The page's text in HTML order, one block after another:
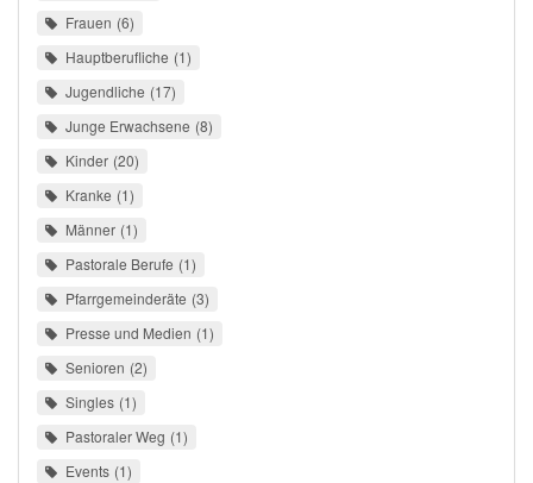
Frauen 6
Hauptberufliche 1
Jugendliche 17
Junge Erwachsene 8
Kinder 20
Kranke 1
Männer 1
Pastorale Berufe 1
Pfarrgemeinderäte 3
Presse und Medien 1
Senioren 2
Singles 1
Pastoraler Weg 1
Events 1